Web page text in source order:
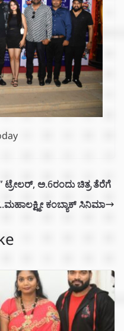
ಅ.6ರಂದು ಚಿತ್ರ ತೆರೆಗೆ
ಕಂಬ್ಯಾಕ್ ಸಿನಿಮಾ